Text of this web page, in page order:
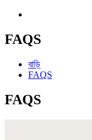
FAQS
বাড়ি
FAQS
FAQS